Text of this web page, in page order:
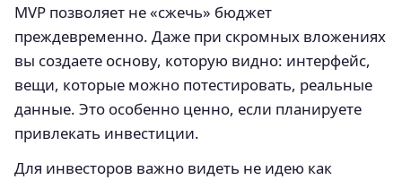
MVP позволяет не «сжечь» бюджет
преждевременно. Даже при скромных вложениях
вы создаете основу, которую видно: интерфейс,
вещи, которые можно потестировать, реальные
данные. Это особенно ценно, если планируете
привлекать инвестиции.
Для инвесторов важно видеть не идею как